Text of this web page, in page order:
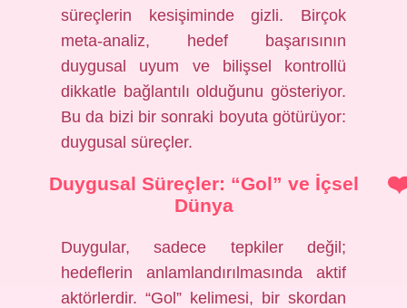
süreçlerin kesişiminde gizli. Birçok
meta-analiz, hedef başarısının
duygusal uyum ve bilişsel kontrollü
dikkatle bağlantılı olduğunu gösteriyor.
Bu da bizi bir sonraki boyuta götürüyor:
duygusal süreçler.
Duygusal Süreçler: “Gol” ve İçsel
Dünya
Duygular, sadece tepkiler değil;
hedeflerin anlamlandırılmasında aktif
aktörlerdir. “Gol” kelimesi, bir skordan